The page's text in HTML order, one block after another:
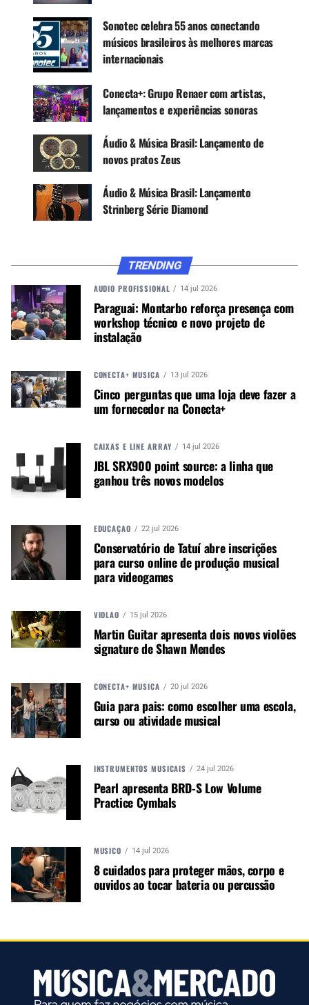
apresenta o formato
um pouco maior, o de 36 polegadas.
Ambos são construídos com tampo em Spruce,
fundo e laterais em em Linden, braço em Nato,
escala e cavalete em Indian Laurel. Recebem o
acabamento em verniz fosco e são equipados de
fábrica com encordoamento Tensão Normal.
São instrumentos de ótima qualidade sonora,
tocabilidade confortável, visual elegante e preço
Mais informações naSonotec.
SI36
Sonotec celebra 55 anos conectando
músicos brasileiros às melhores marcas
internacionais
Conecta+: Grupo Renaer com artistas,
lançamentos e experiências sonoras
Áudio & Música Brasil: Lançamento de
novos pratos Zeus
Áudio & Música Brasil: Lançamento
Strinberg Série Diamond
TRENDING
AUDIO PROFISSIONAL 14 jul 2026
Paraguai: Montarbo reforça presença com
workshop técnico e novo projeto de
instalação
CONECTA+ MÚSICA 13 jul 2026
Cinco perguntas que uma loja deve fazer a
um fornecedor na Conecta+
CAIXAS E LINE ARRAY 14 jul 2026
JBL SRX900 point source: a linha que
ganhou três novos modelos
EDUCAÇÃO 22 jul 2026
Conservatório de Tatuí abre inscrições
para curso online de produção musical
para videogames
VIOLÃO 15 jul 2026
Martin Guitar apresenta dois novos violões
signature de Shawn Mendes
CONECTA+ MÚSICA 20 jul 2026
Guia para pais: como escolher uma escola,
curso ou atividade musical
INSTRUMENTOS MUSICAIS 24 jul 2026
Pearl apresenta BRD-S Low Volume
Practice Cymbals
MÚSICO 14 jul 2026
8 cuidados para proteger mãos, corpo e
ouvidos ao tocar bateria ou percussão